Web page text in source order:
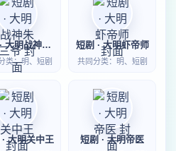
短剧 · 大明战神朱三爷
类：明、短剧
短剧 · 大明虾帝师
共同分类：明、短剧
大明关中王 短剧 · 大明帝医